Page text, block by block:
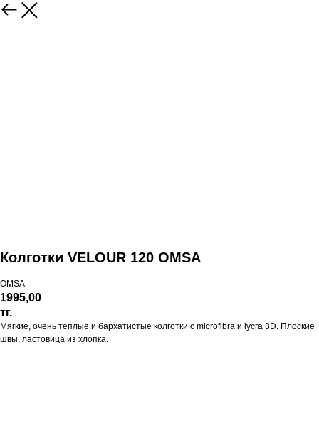
Колготки VELOUR 120 OMSA
OMSA
1995,00
тг.
Мягкие, очень теплые и бархатистые колготки с microfibra и lycra 3D. Плоские
швы, ластовица из хлопка.